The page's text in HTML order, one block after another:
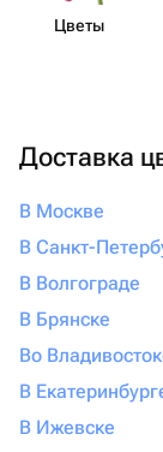
Цветы
Доставка
В Москве
В Санкт-
В Волгограде
В Брянске
Во
В
В Ижевске